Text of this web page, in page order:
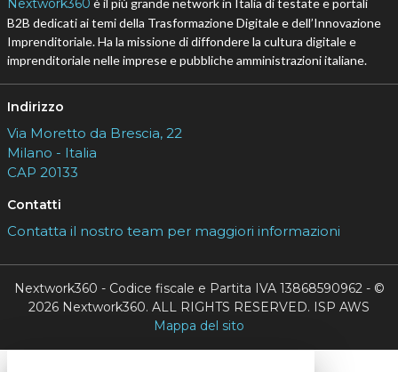
Nextwork360 è il più grande network in Italia di testate e portali
B2B dedicati ai temi della Trasformazione Digitale e dell’Innovazione
Imprenditoriale. Ha la missione di diffondere la cultura digitale e
imprenditoriale nelle imprese e pubbliche amministrazioni italiane.
Indirizzo
Via Moretto da Brescia, 22
Milano - Italia
CAP 20133
Contatti
Contatta il nostro team per maggiori informazioni
Nextwork360 - Codice fiscale e Partita IVA 13868590962 - ©
2026 Nextwork360. ALL RIGHTS RESERVED. ISP AWS
Mappa del sito